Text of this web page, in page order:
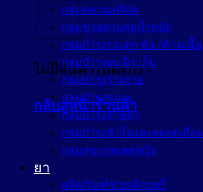
ไม่มีสินค้าในตะกร้า
กลับสู่หน้าร้านค้า
กลุ่มคลายเครียด
กลุ่มช่วยควบคุมน้ำหนัก
กลุ่มบำรุงกระดูก ข้อ กล้ามเนื้อ
กลุ่มบำรุงผม ผิว เล็บ
กลุ่มบำรุงร่างกาย
กลุ่มบำรุงสมอง
กลุ่มบำรุงสายตา
กลุ่มบำรุงหัวใจและหลอดเลือด
กลุ่มสุขภาพเพศหญิง
ยา
ผลิตภัณฑ์ช่วยเลิกบุหรี่